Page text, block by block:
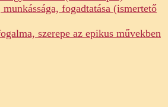
fogadtatása (ismertető
szerepe az epikus művekben